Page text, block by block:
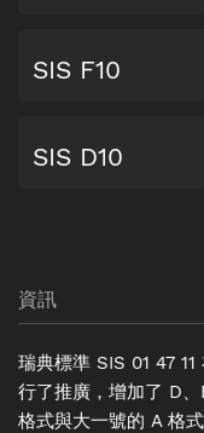
SIS F10
SIS D10
資訊
瑞典標準 SIS 01 47
行了推廣，增加了 D
格式與大一號的 A 格